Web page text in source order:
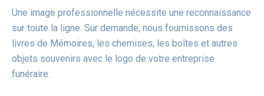
Une image professionnelle nécessite une reconnaissance
sur toute la ligne. Sur demande, nous fournissons des
livres de Mémoires, les chemises, les boîtes et autres
objets souvenirs avec le logo de votre entreprise
funéraire.